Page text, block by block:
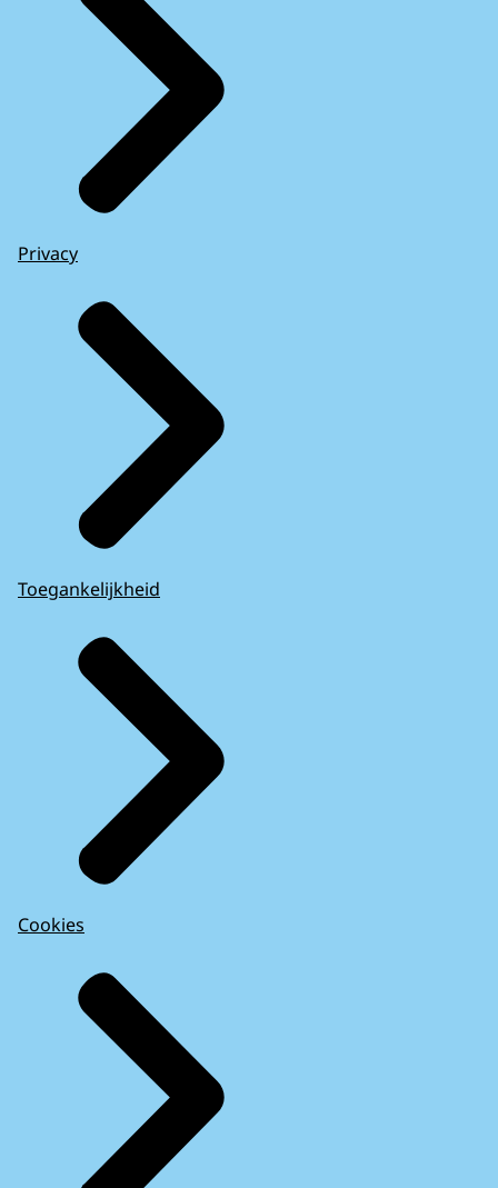
Privacy
Toegankelijkheid
Cookies